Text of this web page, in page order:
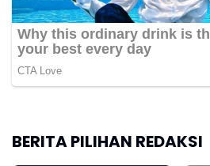
BERITA PILIHAN REDAKSI